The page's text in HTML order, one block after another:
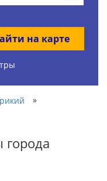
на карте
»
города